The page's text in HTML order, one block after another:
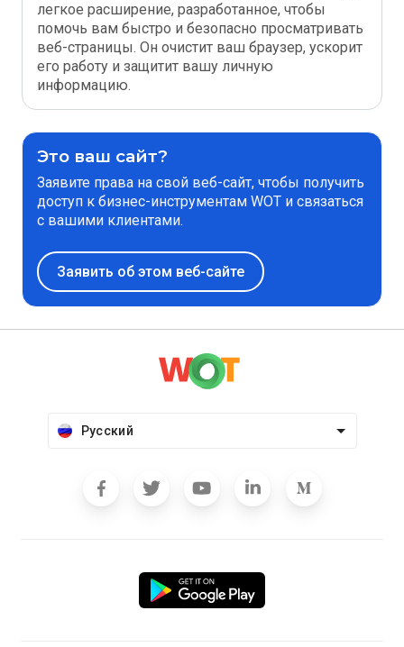
легкое расширение, разработанное, чтобы
помочь вам быстро и безопасно просматривать
веб-страницы. Он очистит ваш браузер, ускорит
его работу и защитит вашу личную
информацию.
Это ваш сайт?
Заявите права на свой веб-сайт, чтобы получить
доступ к бизнес-инструментам WOT и связаться
с вашими клиентами.
Заявить об этом веб-сайте
Русский